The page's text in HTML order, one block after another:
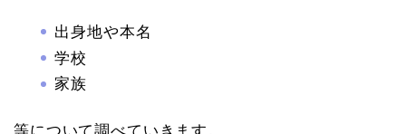
出身地や本名
学校
家族
等について調べていきます。